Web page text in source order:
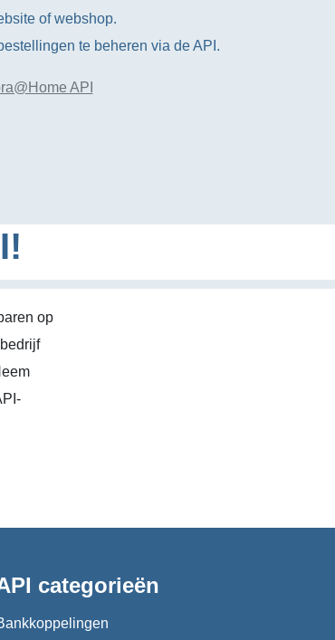
of webshop.
te beheren via de API.
API
op
categorieën